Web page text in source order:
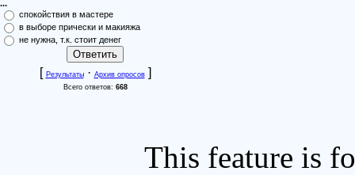
...
спокойствия в мастере
в выборе прически и макияжа
не нужна, т.к. стоит денег
[ Результаты· Архив опросов]
Всего ответов: 668
This feature is